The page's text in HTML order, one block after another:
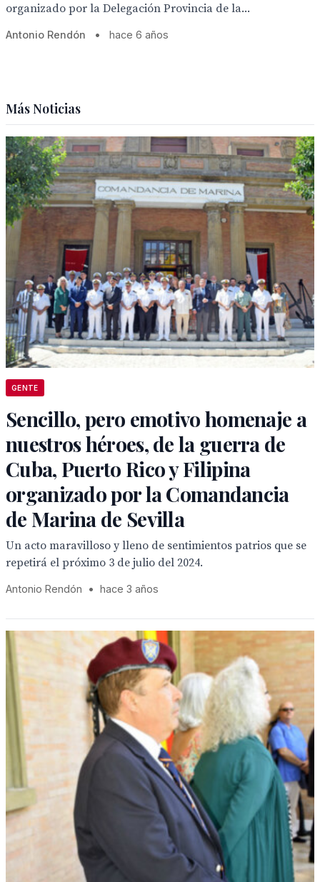
organizado por la Delegación Provincia de la...
Antonio Rendón • hace 6 años
Más Noticias
GENTE
Sencillo, pero emotivo homenaje a
nuestros héroes, de la guerra de
Cuba, Puerto Rico y Filipina
organizado por la Comandancia
de Marina de Sevilla
Un acto maravilloso y lleno de sentimientos patrios que se
repetirá el próximo 3 de julio del 2024.
Antonio Rendón • hace 3 años